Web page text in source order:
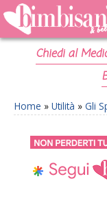
Chiedi al
Home » Utilità » Gli